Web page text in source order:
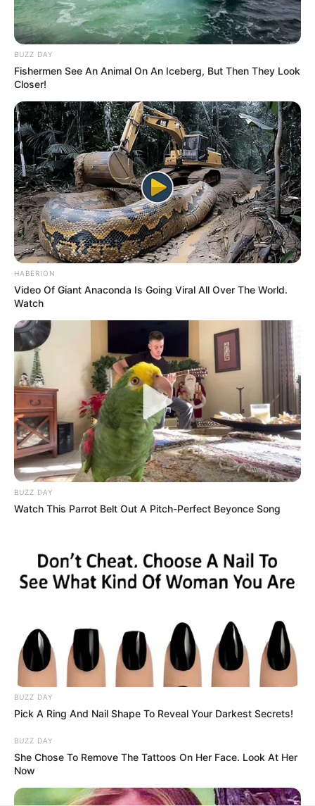
ΠΟΙΟΣ ΣΚΟΤΩΣΕ ΤΟΝ
ΚΑΠΟΔΙΣΤΡΙΑ;;[Η δολοφονία
του Καποδίστρια – Ποιοι
ήταν οι πραγματικοί...
Υγειονομικοί: Επιστολή-
κόλαφος στην επέτειο των
αναστολών..
Email address:
Όλα τα κείμενα και οι εικόνες είναι πνευματική ιδιοκτησία του
ΝΙΚΟΛΑΟΣ ΑΝΑΞΙΜΑΝΔΡΟΣ. Aπαγορεύεται η αναπαραγωγή, η
αναδημοσίευση και η τροποποίησή τους χωρίς προηγούμενη
γραπτή άδεια του δημιουργού τους. Με επιφύλαξη κάθε νόμιμου
αποδέχεστε. Ο ιστότοπος διατηρεί το δικαίωμα να τροποποιήσει
τους όρους χρήσης.
Developed by Web Technical
BUZZ DAY
Fishermen See An Animal On An Iceberg, But Then They Look
Closer!
HABERION
Video Of Giant Anaconda Is Going Viral All Over The World.
Watch
BUZZ DAY
Watch This Parrot Belt Out A Pitch-Perfect Beyonce Song
BUZZ DAY
Pick A Ring And Nail Shape To Reveal Your Darkest Secrets!
BUZZ DAY
She Chose To Remove The Tattoos On Her Face. Look At Her
Now